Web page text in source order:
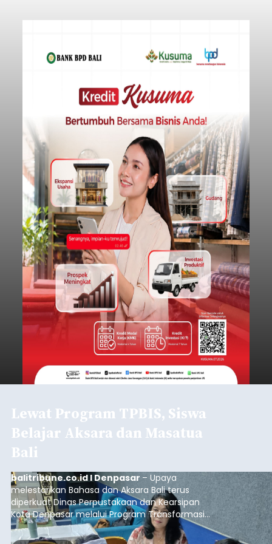
Lewat Program TPBIS, Siswa
Belajar Aksara dan Masatua
Bali
balitribune.co.id I Denpasar – Upaya
melestarikan Bahasa dan Aksara Bali terus
diperkuat Dinas Perpustakaan dan Kearsipan
Kota Denpasar melalui Program Transformasi
Perpustakaan Berbasis Inklusi Sosial (TPBIS).
Tahun ini, sebanyak 63 siswa kelas IV dan V SD